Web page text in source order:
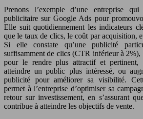
Prenons l’exemple d’une entreprise
publicitaire sur Google Ads pour
Elle suit quotidiennement les indicateurs
que le taux de clics, le coût par acquisition,
Si elle constate qu’une publicité
suffisamment de clics (CTR inférieur à 2%),
pour le rendre plus attractif et pertinent,
atteindre un public plus intéressé, ou
publicité pour améliorer sa visibilité.
permet à l’entreprise d’optimiser sa
retour sur investissement, en s’assurant
contribue à atteindre les objectifs de vente.